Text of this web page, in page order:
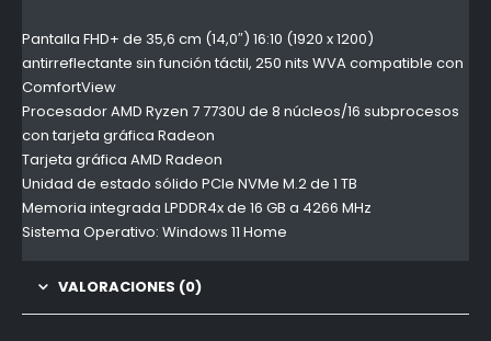
Pantalla FHD+ de 35,6 cm (14,0″) 16:10 (1920 x 1200)
antirreflectante sin función táctil, 250 nits WVA compatible con
ComfortView
Procesador AMD Ryzen 7 7730U de 8 núcleos/16 subprocesos
con tarjeta gráfica Radeon
Tarjeta gráfica AMD Radeon
Unidad de estado sólido PCIe NVMe M.2 de 1 TB
Memoria integrada LPDDR4x de 16 GB a 4266 MHz
Sistema Operativo: Windows 11 Home
VALORACIONES (0)